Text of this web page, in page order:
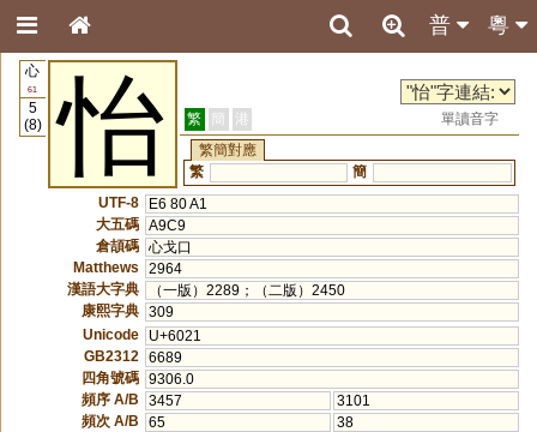
粵
普
心
61
5
(8)
怡 繁 簡 港
單讀音字
繁簡對應
繁
簡
UTF-8
E6 80 A1
大五碼 A9C9
倉頡碼 心戈口
Matthews
2964
漢語大字典
（一版）2289；（二版）2450
康熙字典 309
Unicode
U+6021
GB2312
6689
四角號碼 9306.0
頻序 A/B
3457
3101
頻次 A/B
65
38